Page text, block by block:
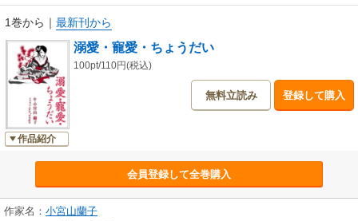
1巻から ｜ 最新刊から
作品紹介
溺愛・寵愛・ちょうだい
100pt/110円(税込)
無料立読み 登録して購入
会員登録して全巻購入
作家名： 小宮山蘭子